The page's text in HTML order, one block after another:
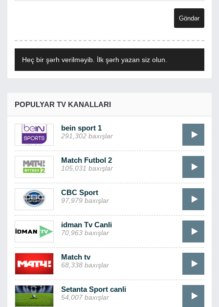
Heç bir şərh verilməyib. İlk şərh yazan siz olun.
POPULYAR TV KANALLARI
bein sport 1
291,302 baxışlar
Match Futbol 2
105,031 baxışlar
CBC Sport
97,979 baxışlar
idman Tv Canli
70,963 baxışlar
Match tv
68,338 baxışlar
Setanta Sport canli
54,007 baxışlar